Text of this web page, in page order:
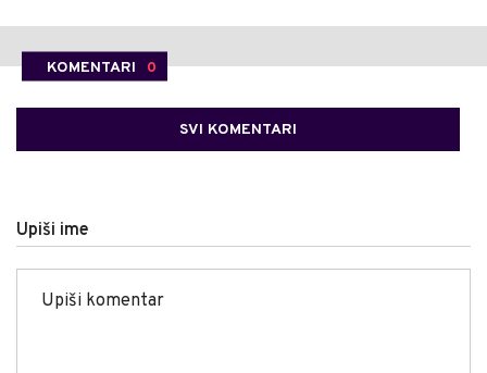
KOMENTARI 0
SVI KOMENTARI
Upiši ime